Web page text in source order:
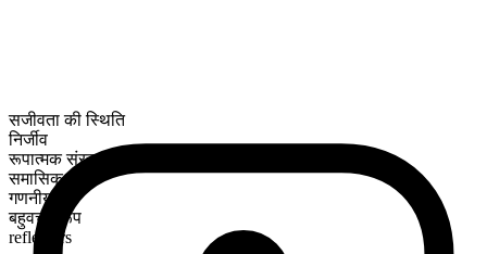
सजीवता की स्थिति
निर्जीव
रूपात्मक संरचना
समासिक
गणनीय
बहुवचन रूप
reflectors